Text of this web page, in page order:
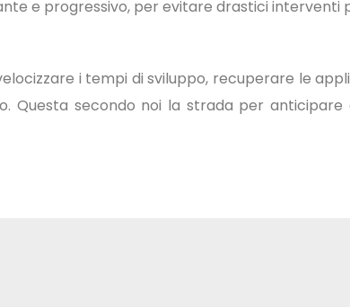
e progressivo, per evitare drastici interventi
i tempi di sviluppo, recuperare le
secondo noi la strada per anticipare